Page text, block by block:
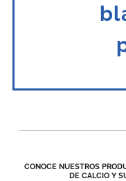
CONOCE NUESTROS
DE CALCIO Y